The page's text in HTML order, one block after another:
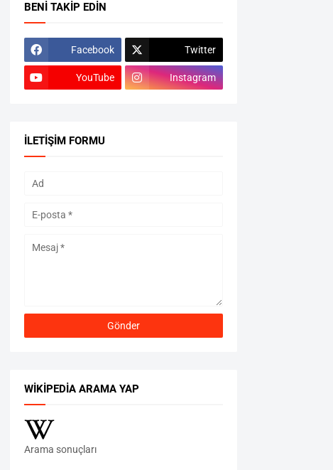
BENI TAKIP EDIN
Facebook Twitter
YouTube Instagram
İLETIŞIM FORMU
WIKIPEDIA ARAMA YAP
Arama sonuçları